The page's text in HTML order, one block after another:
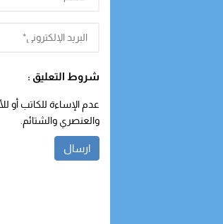
شروط التعليق :
عدم الإساءة للكاتب أو
والعنصري والشتائم.